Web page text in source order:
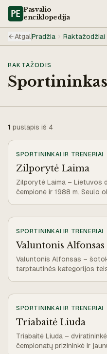
Pasvalio
enciklopedija
AtgalPradžia Raktažodžiai
RAKTAŽODIS
Sportininkas
1 puslapis iš 4
SPORTININKAI IR TRENERIAI
Zilporytė Laima
Zilporytė Laima – Lietuvos
čempionė ir 1988 m. Seulo
SPORTININKAI IR TRENERIAI
Valuntonis Alfonsas
Valuntonis Alfonsas –
tarptautinės kategorijos
SPORTININKAI IR TRENERIAI
Triabaitė Liuda
Triabaitė Liuda –
čempionatų prizininkė ir